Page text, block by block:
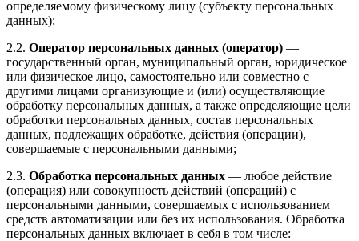
определяемому физическому лицу (субъекту персональных
данных);
2.2. Оператор персональных данных (оператор) —
государственный орган, муниципальный орган, юридическое
или физическое лицо, самостоятельно или совместно с
другими лицами организующие и (или) осуществляющие
обработку персональных данных, а также определяющие цели
обработки персональных данных, состав персональных
данных, подлежащих обработке, действия (операции),
совершаемые с персональными данными;
2.3. Обработка персональных данных — любое действие
(операция) или совокупность действий (операций) с
персональными данными, совершаемых с использованием
средств автоматизации или без их использования. Обработка
персональных данных включает в себя в том числе: